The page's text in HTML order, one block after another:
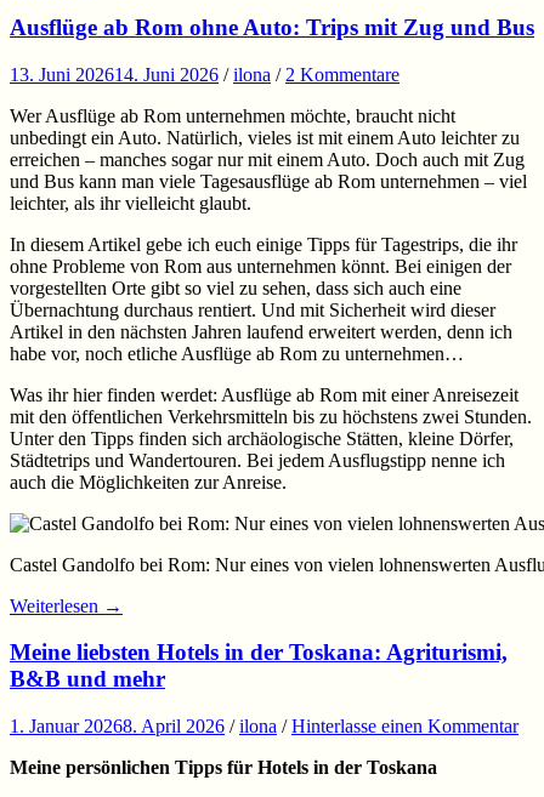
Ausflüge ab Rom ohne Auto: Trips mit Zug und Bus
13. Juni 202614. Juni 2026 /ilona / 2 Kommentare
Wer Ausflüge ab Rom unternehmen möchte, braucht nicht
unbedingt ein Auto. Natürlich, vieles ist mit einem Auto leichter zu
erreichen – manches sogar nur mit einem Auto. Doch auch mit Zug
und Bus kann man viele Tagesausflüge ab Rom unternehmen – viel
leichter, als ihr vielleicht glaubt.
In diesem Artikel gebe ich euch einige Tipps für Tagestrips, die ihr
ohne Probleme von Rom aus unternehmen könnt. Bei einigen der
vorgestellten Orte gibt so viel zu sehen, dass sich auch eine
Übernachtung durchaus rentiert. Und mit Sicherheit wird dieser
Artikel in den nächsten Jahren laufend erweitert werden, denn ich
habe vor, noch etliche Ausflüge ab Rom zu unternehmen…
Was ihr hier finden werdet: Ausflüge ab Rom mit einer Anreisezeit
mit den öffentlichen Verkehrsmitteln bis zu höchstens zwei Stunden.
Unter den Tipps finden sich archäologische Stätten, kleine Dörfer,
Städtetrips und Wandertouren. Bei jedem Ausflugstipp nenne ich
auch die Möglichkeiten zur Anreise.
Castel Gandolfo bei Rom: Nur eines von vielen lohnenswerten
Weiterlesen →
Meine liebsten Hotels in der Toskana: Agriturismi,
B&B und mehr
1. Januar 20268. April 2026 /ilona /Hinterlasse einen Kommentar
Meine persönlichen Tipps für Hotels in der Toskana